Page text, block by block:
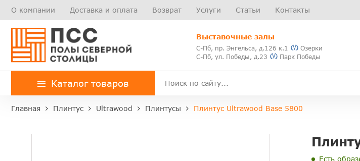
О компании Доставка и оплата Возврат Услуги Статьи Контакты
Выставочные залы
С-Пб, пр. Энгельса, д.126 к.1
Озерки
С-Пб, ул. Победы, д.23
Парк Победы
Каталог товаров
Главная Плинтус Ultrawood Плинтусы Плинтус Ultrawood Base 5800
Есть